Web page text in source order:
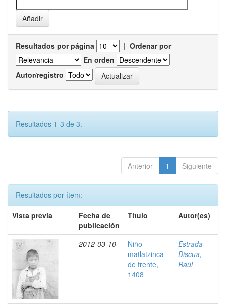
Resultados por página | Ordenar por
En orden
Autor/registro
Resultados 1-3 de 3.
Anterior 1 Siguiente
Resultados por ítem:
Vista previa
Fecha de
publicación
Título Autor(es)
2012-03-10
Niño
matlatzinca
de frente,
1408
Estrada
Discua,
Raúl